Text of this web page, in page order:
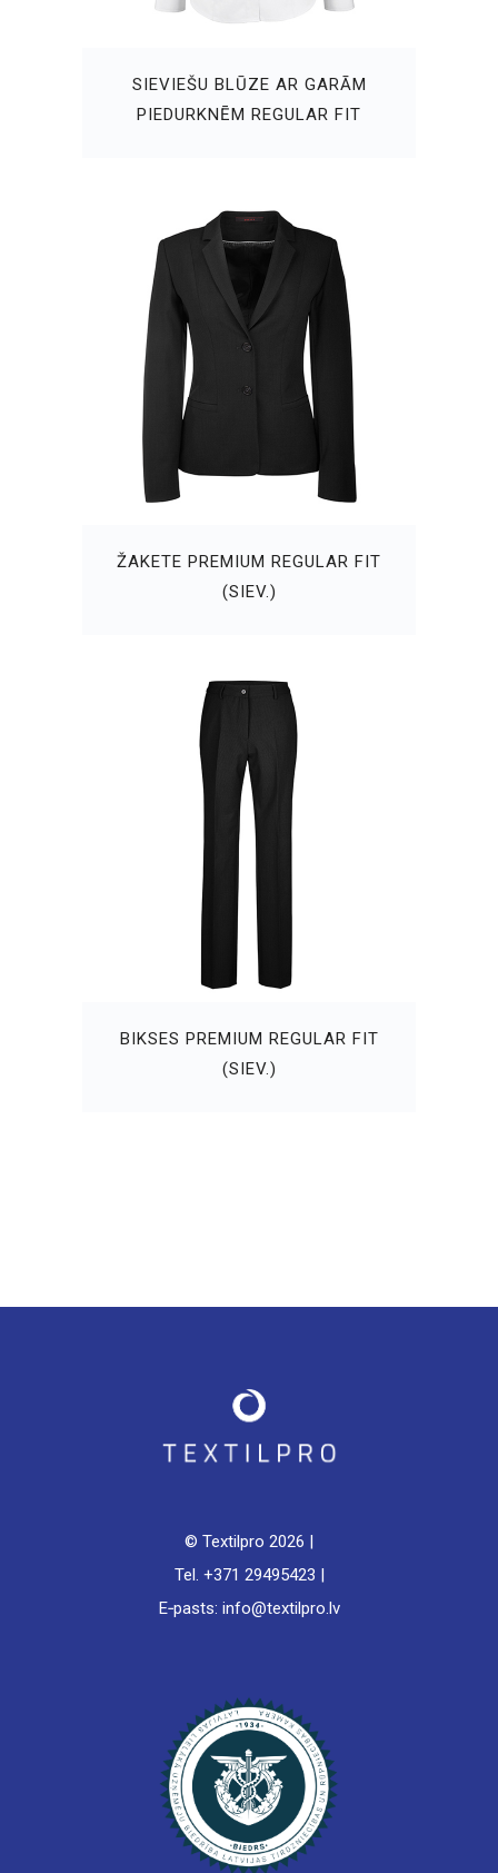
SIEVIEŠU BLŪZE AR GARĀM
PIEDURKNĒM REGULAR FIT
ŽAKETE PREMIUM REGULAR FIT
(SIEV.)
BIKSES PREMIUM REGULAR FIT
(SIEV.)
© Textilpro 2026 |
Tel. +371 29495423 |
E‑pasts: info@textilpro.lv